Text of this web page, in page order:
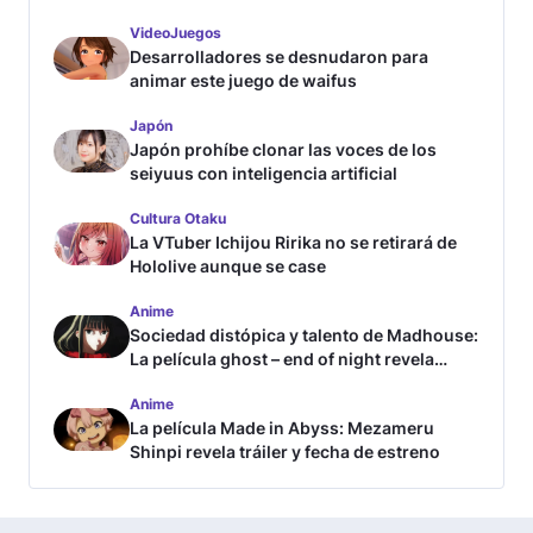
VideoJuegos
Desarrolladores se desnudaron para
animar este juego de waifus
Japón
Japón prohíbe clonar las voces de los
seiyuus con inteligencia artificial
Cultura Otaku
La VTuber Ichijou Ririka no se retirará de
Hololive aunque se case
Anime
Sociedad distópica y talento de Madhouse:
La película ghost – end of night revela
Anime
La película Made in Abyss: Mezameru
Shinpi revela tráiler y fecha de estreno